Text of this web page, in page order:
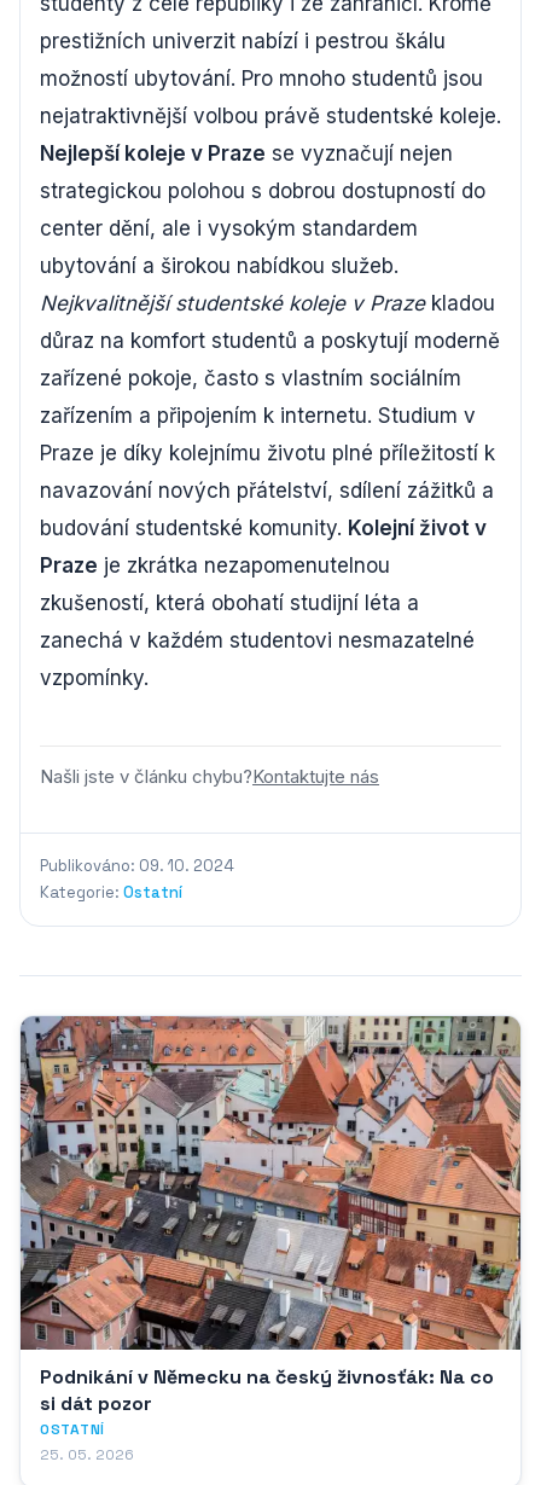
prestižních univerzit nabízí i pestrou škálu
možností ubytování. Pro mnoho studentů jsou
nejatraktivnější volbou právě studentské koleje.
Nejlepší koleje v Praze se vyznačují nejen
strategickou polohou s dobrou dostupností do
center dění, ale i vysokým standardem
ubytování a širokou nabídkou služeb.
Nejkvalitnější studentské koleje v Prazekladou
důraz na komfort studentů a poskytují moderně
zařízené pokoje, často s vlastním sociálním
zařízením a připojením k internetu. Studium v
Praze je díky kolejnímu životu plné příležitostí k
navazování nových přátelství, sdílení zážitků a
budování studentské komunity. Kolejní život v
Praze je zkrátka nezapomenutelnou
zkušeností, která obohatí studijní léta a
zanechá v každém studentovi nesmazatelné
vzpomínky.
Našli jste v článku chybu?Kontaktujte nás
Publikováno: 09. 10. 2024
Kategorie: Ostatní
Podnikání v Německu na český živnosťák: Na co
si dát pozor
OSTATNÍ
25. 05. 2026